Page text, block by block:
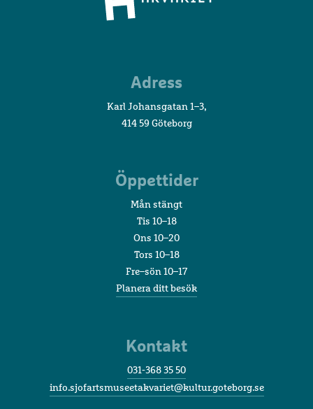
AkvarietAdress
Karl Johansgatan 1–3,
414 59 Göteborg
Öppettider
Mån stängt
Tis 10–18
Ons 10–20
Tors 10–18
Fre–sön 10–17
Planera ditt besök
Kontakt
031-368 35 50
info.sjofartsmuseetakvariet@kultur.goteborg.se